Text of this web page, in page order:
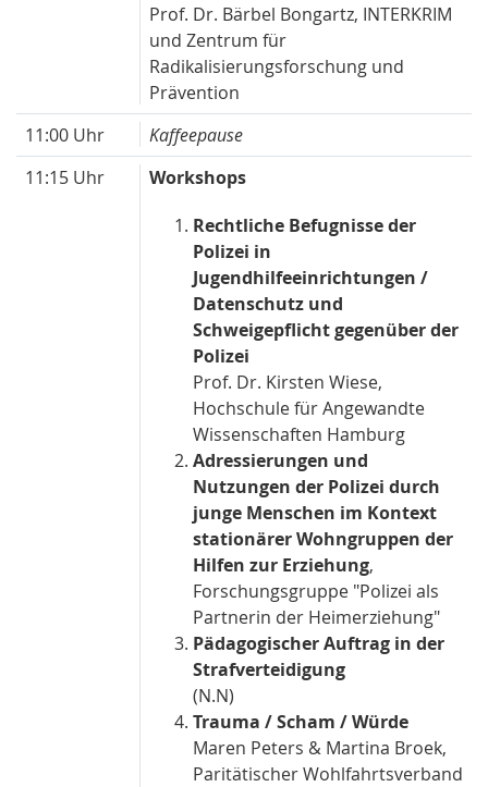
Prof. Dr. Bärbel Bongartz, INTERKRIM
und Zentrum für
Radikalisierungsforschung und
Prävention
11:00 Uhr
Kaffeepause
11:15 Uhr
Workshops
Rechtliche Befugnisse der
Polizei in
Jugendhilfeeinrichtungen /
Datenschutz und
Schweigepflicht gegenüber der
Polizei
Prof. Dr. Kirsten Wiese,
Hochschule für Angewandte
Wissenschaften Hamburg
Adressierungen und
Nutzungen der Polizei durch
junge Menschen im Kontext
stationärer Wohngruppen der
Hilfen zur Erziehung,
Forschungsgruppe "Polizei als
Partnerin der Heimerziehung"
Pädagogischer Auftrag in der
Strafverteidigung
(N.N)
Trauma / Scham / Würde
Maren Peters & Martina Broek,
Paritätischer Wohlfahrtsverband